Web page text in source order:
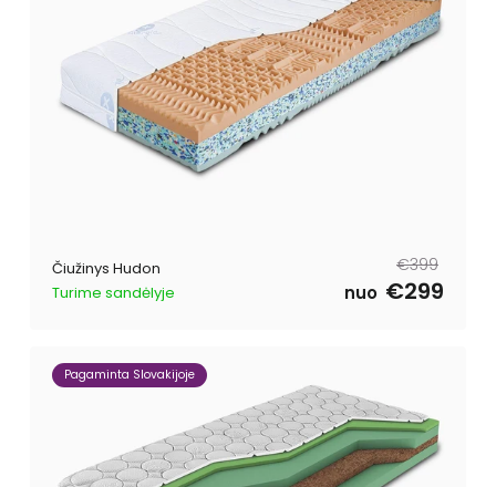
Čiužinys Hudon
Turime sandėlyje
Reguliari
kaina
€399
Išpardavimo
kaina
nuo €299
Pagaminta Slovakijoje